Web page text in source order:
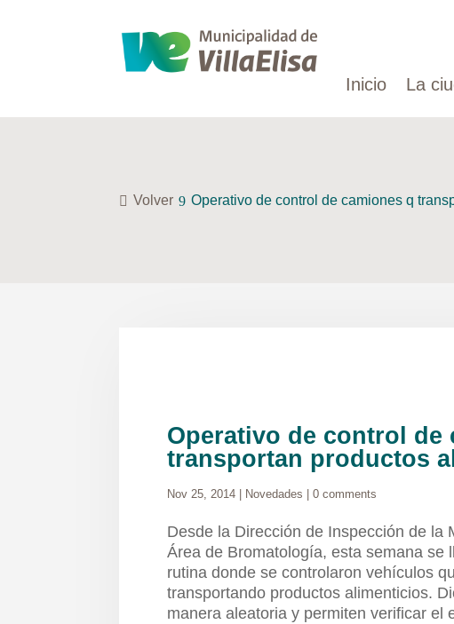
Inicio La
Volver Operativo de control de camiones q
Operativo de control de
transportan productos
Nov 25, 2014 Novedades |0 comments
Desde la Dirección de Inspección de la
Área de Bromatología, esta semana se
rutina donde se controlaron vehículos
transportando productos alimenticios.
manera aleatoria y permiten verificar el